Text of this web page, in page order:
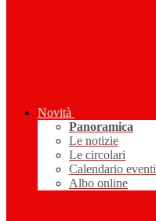
Novità
Panoramica
Le notizie
Le circolari
Calendario eventi
Albo online